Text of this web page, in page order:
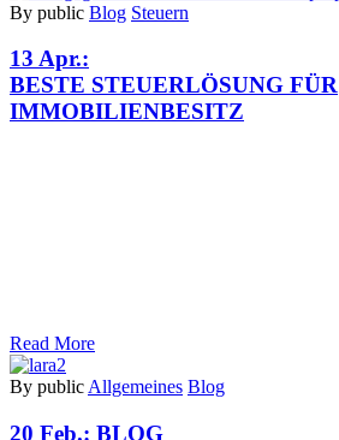
By public Blog Steuern
13 Apr.:
BESTE STEUERLÖSUNG FÜR
IMMOBILIENBESITZ
Read More
By public Allgemeines Blog
20 Feb.: BLOG